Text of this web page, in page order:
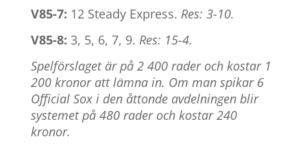
V85-7: 12 Steady Express. Res: 3-10.
V85-8: 3, 5, 6, 7, 9. Res: 15-4.
Spelförslaget är på 2 400 rader och kostar 1
200 kronor att lämna in. Om man spikar 6
Official Sox i den åttonde avdelningen blir
systemet på 480 rader och kostar 240
kronor.